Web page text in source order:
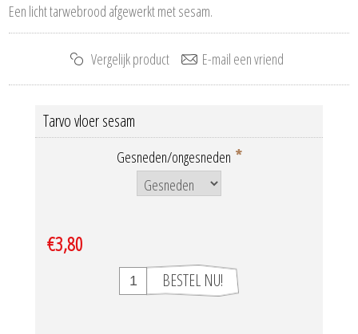
Een licht tarwebrood afgewerkt met sesam.
Tarvo vloer sesam
Gesneden/ongesneden *
€3,80